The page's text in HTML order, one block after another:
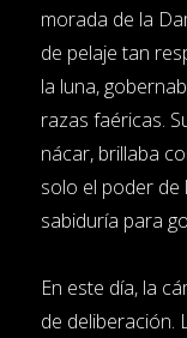
morada de la
de pelaje tan
la luna,
razas faéricas.
nácar, brillaba
solo el poder de
sabiduría para
En este día, la
de deliberación.